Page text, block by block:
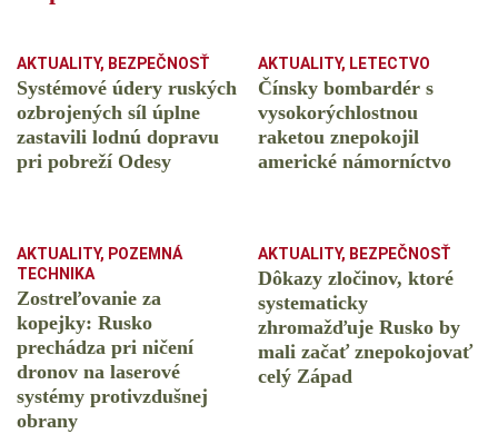
AKTUALITY, BEZPEČNOSŤ
Systémové údery ruských
ozbrojených síl úplne
zastavili lodnú dopravu
pri pobreží Odesy
AKTUALITY, LETECTVO
Čínsky bombardér s
vysokorýchlostnou
raketou znepokojil
americké námorníctvo
AKTUALITY, POZEMNÁ
TECHNIKA
Zostreľovanie za
kopejky: Rusko
prechádza pri ničení
dronov na laserové
systémy protivzdušnej
obrany
AKTUALITY, BEZPEČNOSŤ
Dôkazy zločinov, ktoré
systematicky
zhromažďuje Rusko by
mali začať znepokojovať
celý Západ